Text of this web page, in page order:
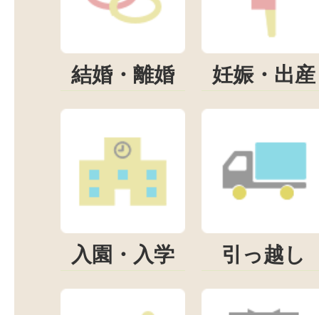
結婚・離婚 妊娠・出産
入園・入学 引っ越し